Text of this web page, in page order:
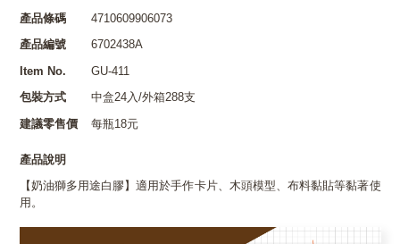
產品條碼
4710609906073
產品編號
6702438A
Item No.
GU-411
包裝方式
中盒24入/外箱288支
建議零售價
每瓶18元
產品說明
【奶油獅多用途白膠】適用於手作卡片、木頭模型、布料黏貼等黏著使
用。